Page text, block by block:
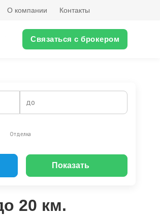
О компании Контакты
Связаться с брокером
до
Отделка
Показать
20 км.